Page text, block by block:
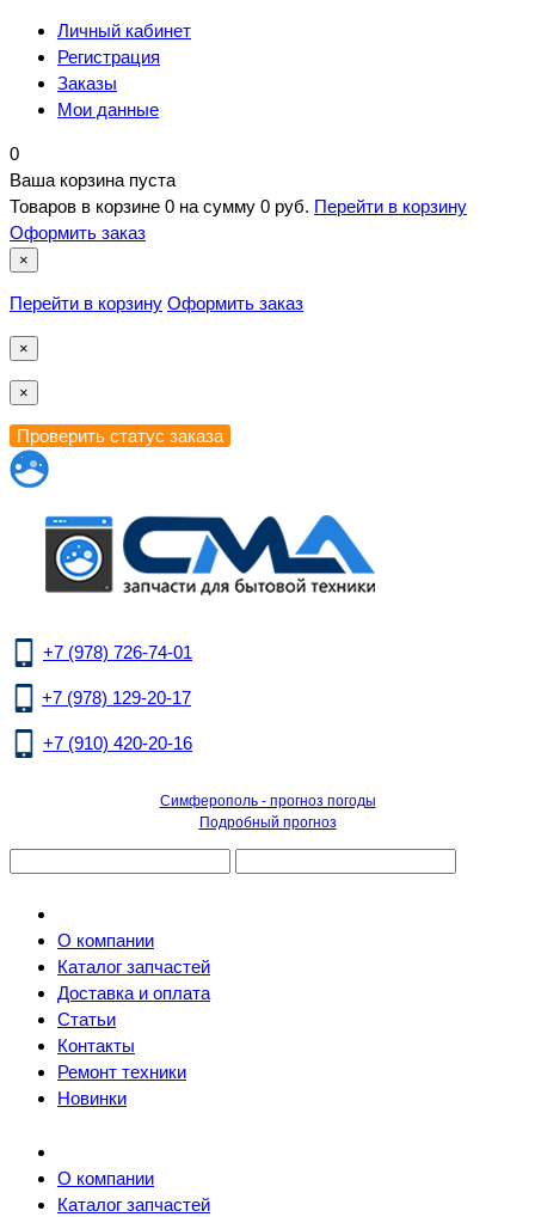
Личный кабинет
Регистрация
Заказы
Мои данные
0
Ваша корзина пуста
Товаров в корзине 0 на сумму 0 руб. Перейти в корзину
Оформить заказ
×
Перейти в корзину Оформить заказ
×
×
+7 (978) 726-74-01
+7 (978) 129-20-17
+7 (910) 420-20-16
Симферополь - прогноз погоды
Подробный прогноз
О компании
Каталог запчастей
Доставка и оплата
Статьи
Контакты
Ремонт техники
Новинки
О компании
Каталог запчастей